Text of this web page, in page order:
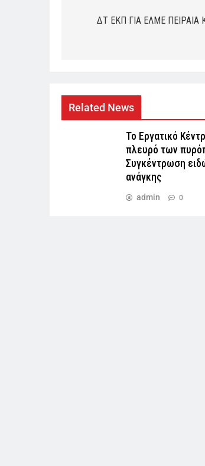
navigation
ΔΤ ΕΚΠ ΓΙΑ ΕΛΜΕ ΠΕΙΡΑΙΑ
Related News
Το Εργατικό
πλευρό των
Συγκέντρωση
ανάγκης
admin 0